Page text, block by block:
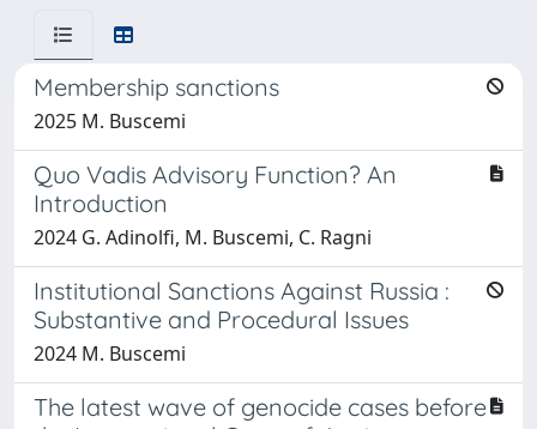
Membership sanctions
2025 M. Buscemi
Quo Vadis Advisory Function? An
Introduction
2024 G. Adinolfi, M. Buscemi, C. Ragni
Institutional Sanctions Against Russia :
Substantive and Procedural Issues
2024 M. Buscemi
The latest wave of genocide cases before